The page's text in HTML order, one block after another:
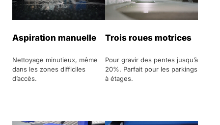
Aspiration manuelle
Nettoyage minutieux, même
dans les zones difficiles
d’accès.
Trois roues motrices
Pour gravir des pentes jusqu’à
20%. Parfait pour les parkings
à étages.